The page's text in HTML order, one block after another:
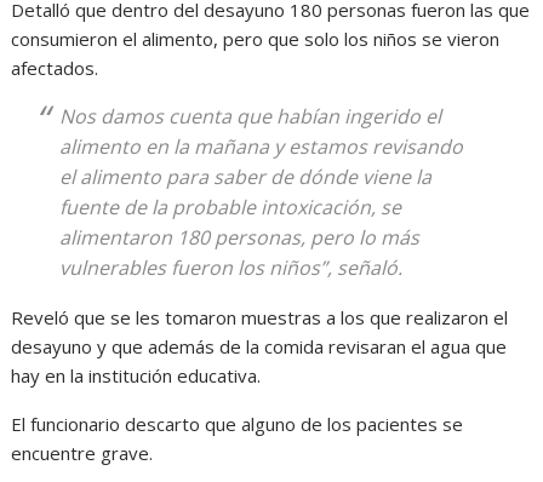
Detalló que dentro del desayuno 180 personas fueron las que
consumieron el alimento, pero que solo los niños se vieron
afectados.
Nos damos cuenta que habían ingerido el
alimento en la mañana y estamos revisando
el alimento para saber de dónde viene la
fuente de la probable intoxicación, se
alimentaron 180 personas, pero lo más
vulnerables fueron los niños”, señaló.
Reveló que se les tomaron muestras a los que realizaron el
desayuno y que además de la comida revisaran el agua que
hay en la institución educativa.
El funcionario descarto que alguno de los pacientes se
encuentre grave.